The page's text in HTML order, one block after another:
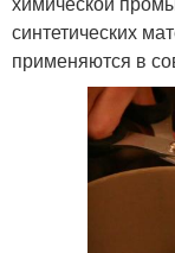
синтетических
применяются в